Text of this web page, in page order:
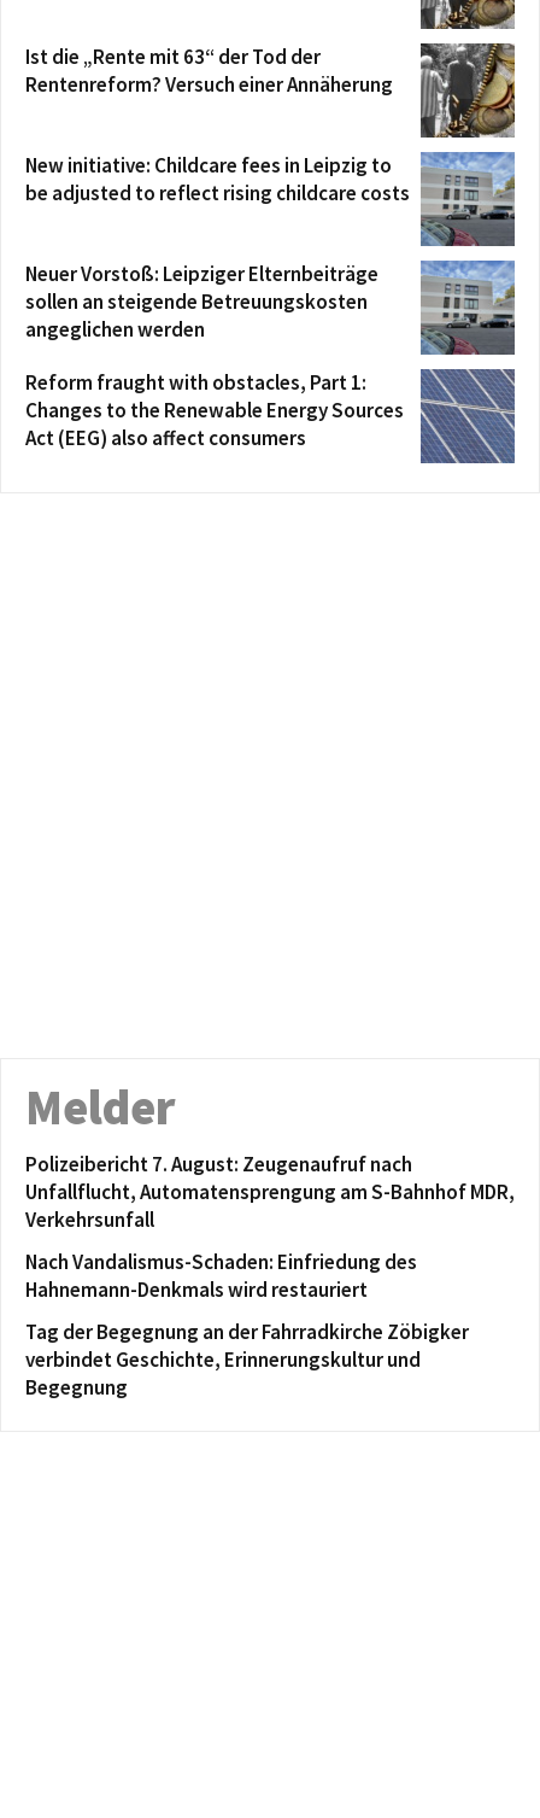
Ist die „Rente mit 63“ der Tod der
Rentenreform? Versuch einer Annäherung
New initiative: Childcare fees in Leipzig to
be adjusted to reflect rising childcare costs
Neuer Vorstoß: Leipziger Elternbeiträge
sollen an steigende Betreuungskosten
angeglichen werden
Reform fraught with obstacles, Part 1:
Changes to the Renewable Energy Sources
Act (EEG) also affect consumers
Melder
Polizeibericht 7. August: Zeugenaufruf nach
Unfallflucht, Automatensprengung am S-Bahnhof MDR,
Verkehrsunfall
Nach Vandalismus-Schaden: Einfriedung des
Hahnemann-Denkmals wird restauriert
Tag der Begegnung an der Fahrradkirche Zöbigker
verbindet Geschichte, Erinnerungskultur und
Begegnung